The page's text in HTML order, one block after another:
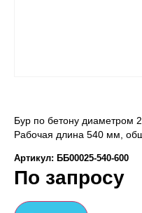
Бур по бетону диаметром
Рабочая длина 540 мм,
Артикул: ББ00025-540-600
По запросу